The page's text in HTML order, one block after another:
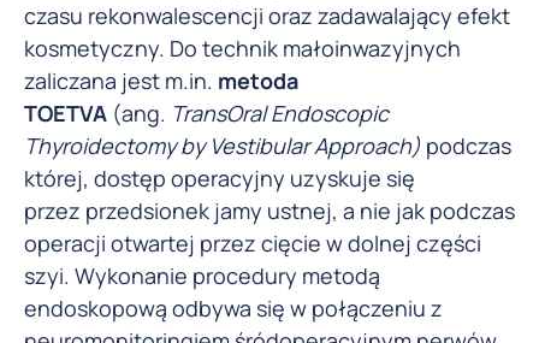
czasu rekonwalescencji oraz zadawalający efekt
kosmetyczny. Do technik małoinwazyjnych
zaliczana jest m.in. metoda
TOETVA (ang. TransOral Endoscopic
Thyroidectomy by Vestibular Approach) podczas
której, dostęp operacyjny uzyskuje się
przez przedsionek jamy ustnej, a nie jak podczas
operacji otwartej przez cięcie w dolnej części
szyi. Wykonanie procedury metodą
endoskopową odbywa się w połączeniu z